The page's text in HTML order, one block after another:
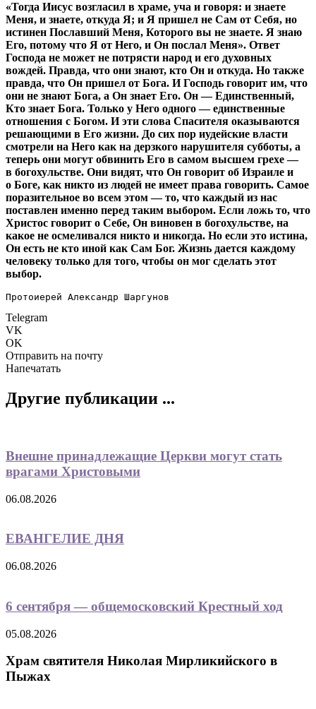
«Тогда Иисус возгласил в храме, уча и говоря: и знаете
Меня, и знаете, откуда Я; и Я пришел не Сам от Себя, но
истинен Пославший Меня, Которого вы не знаете. Я знаю
Его, потому что Я от Него, и Он послал Меня». Ответ
Господа не может не потрясти народ и его духовных
вождей. Правда, что они знают, кто Он и откуда. Но также
правда, что Он пришел от Бога. И Господь говорит им, что
они не знают Бога, а Он знает Его. Он — Единственный,
Кто знает Бога. Только у Него одного — единственные
отношения с Богом. И эти слова Спасителя оказываются
решающими в Его жизни. До сих пор иудейские власти
смотрели на Него как на дерзкого нарушителя субботы, а
теперь они могут обвинить Его в самом высшем грехе —
в богохульстве. Они видят, что Он говорит об Израиле и
о Боге, как никто из людей не имеет права говорить. Самое
поразительное во всем этом — то, что каждый из нас
поставлен именно перед таким выбором. Если ложь то, что
Христос говорит о Себе, Он виновен в богохульстве, на
какое не осмеливался никто и никогда. Но если это истина,
Он есть не кто иной как Сам Бог. Жизнь дается каждому
человеку только для того, чтобы он мог сделать этот
выбор.
Протоиерей Александр Шаргунов
Telegram
VK
OK
Отправить на почту
Напечатать
Другие публикации ...
Внешне принадлежащие Церкви могут стать
врагами Христовыми
06.08.2026
ЕВАНГЕЛИЕ ДНЯ
06.08.2026
6 сентября — общемосковский Крестный ход
05.08.2026
Храм святителя Николая Мирликийского в
Пыжах